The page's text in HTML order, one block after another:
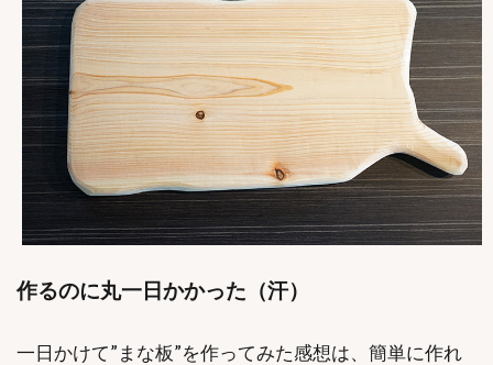
作るのに丸一日かかった（汗）
一日かけて”まな板”を作ってみた感想は、簡単に作れ